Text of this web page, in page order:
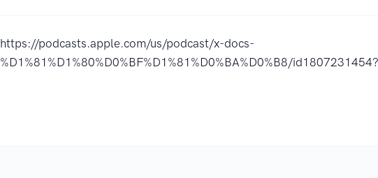
https://podcasts.apple.com/us/podcast/x-docs-
%D1%81%D1%80%D0%BF%D1%81%D0%BA%D0%B8/